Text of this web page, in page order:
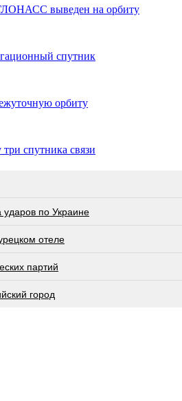
выведен на орбиту
спутник
орбиту
спутника связи
ударов по Украине
отеле
партий
город